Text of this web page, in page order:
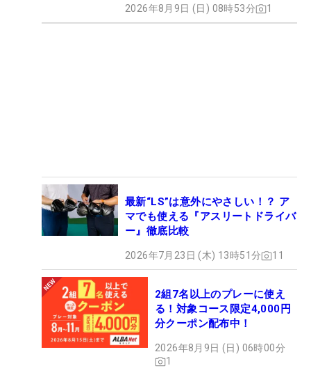
2026年8月9日 (日) 08時53分 1
最新“LS”は意外にやさしい！？ ア
マでも使える『アスリートドライバ
ー』徹底比較
2026年7月23日 (木) 13時51分 11
2組7名以上のプレーに使え
る！対象コース限定4,000円
分クーポン配布中！
2026年8月9日 (日) 06時00分
1